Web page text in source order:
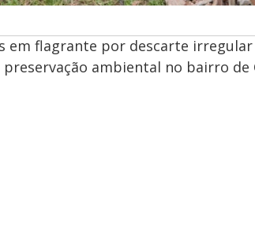
em flagrante por descarte
ambiental no bairro de